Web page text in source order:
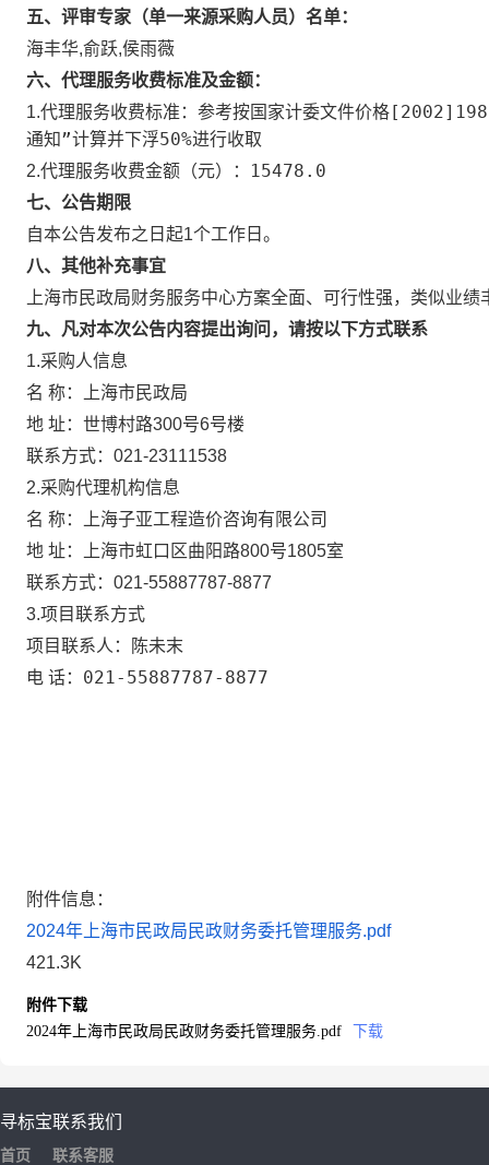
五、评审专家（单一来源采购人员）名单：
海丰华,俞跃,侯雨薇
六、代理服务收费标准及金额：
1.代理服务收费标准： 参考按国家计委文件价格
通知”计算并下浮50%进行收取
2.代理服务收费金额（元）： 15478.0
七、公告期限
自本公告发布之日起1个工作日。
八、其他补充事宜
上海市民政局财务服务中心方案全面、可行性强，类似业
九、凡对本次公告内容提出询问，请按以下方式联系
1.采购人信息
名 称： 上海市民政局
地 址： 世博村路300号6号楼
联系方式： 021-23111538
2.采购代理机构信息
名 称：
上海子亚工程造价咨询有限公司
地 址：
上海市虹口区曲阳路800号1805室
联系方式： 021-55887787-8877
3.项目联系方式
项目联系人：
陈未末
电 话： 021-55887787-8877
附件信息：
2024年上海市民政局民政财务委托管理服务.pdf
421.3K
附件下载
2024年上海市民政局民政财务委托管理服务.pdf
下载
寻标宝
首页
联系我们
联系客服